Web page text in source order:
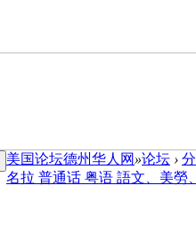
美国论坛德州华人网 »论坛 ›
名拉 普通话 粤语 語文、美勞